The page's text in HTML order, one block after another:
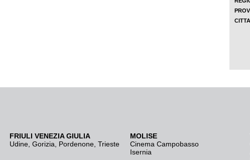
FRIULI VENEZIA GIULIA
Udine Gorizia Pordenone Trieste
MOLISE
Cinema Campobasso
Isernia